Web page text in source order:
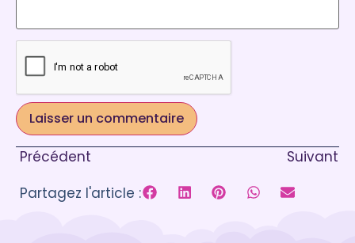
Précédent
Suivant
Partagez l'article :